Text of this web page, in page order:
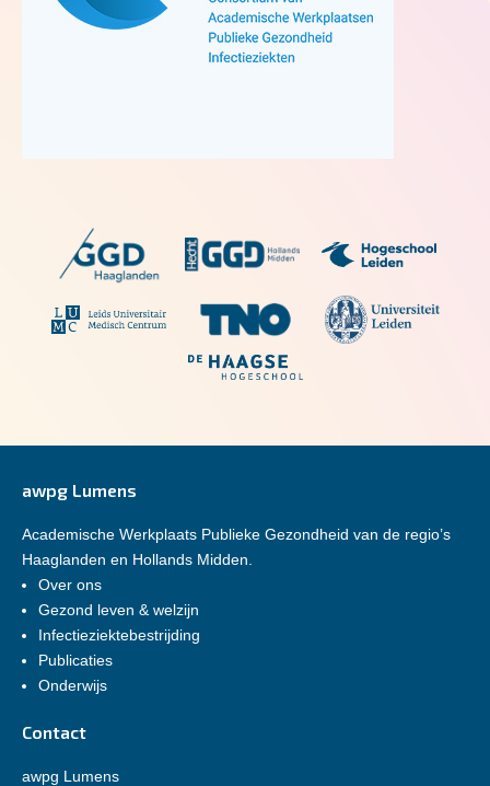
awpg Lumens
Academische Werkplaats Publieke Gezondheid van de regio’s
Haaglanden en Hollands Midden.
Over ons
Gezond leven & welzijn
Infectieziektebestrijding
Publicaties
Onderwijs
Contact
awpg Lumens